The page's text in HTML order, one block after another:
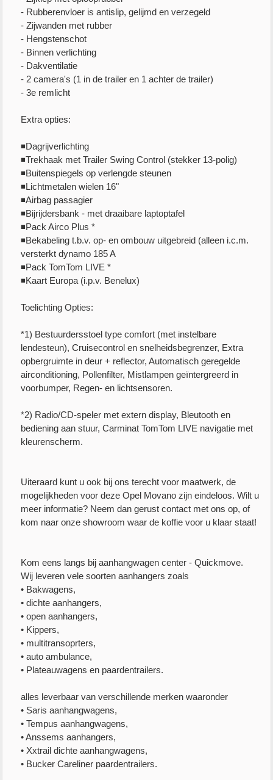
- Rubberenvloer is antislip, gelijmd en verzegeld
- Zijwanden met rubber
- Hengstenschot
- Binnen verlichting
- Dakventilatie
- 2 camera's (1 in de trailer en 1 achter de trailer)
- 3e remlicht
Extra opties:
◾Dagrijverlichting
◾Trekhaak met Trailer Swing Control (stekker 13-polig)
◾Buitenspiegels op verlengde steunen
◾Lichtmetalen wielen 16"
◾Airbag passagier
◾Bijrijdersbank - met draaibare laptoptafel
◾Pack Airco Plus *
◾Bekabeling t.b.v. op- en ombouw uitgebreid (alleen i.c.m.
versterkt dynamo 185 A
◾Pack TomTom LIVE *
◾Kaart Europa (i.p.v. Benelux)
Toelichting Opties:
*1) Bestuurdersstoel type comfort (met instelbare
lendesteun), Cruisecontrol en snelheidsbegrenzer, Extra
opbergruimte in deur + reflector, Automatisch geregelde
airconditioning, Pollenfilter, Mistlampen geïntergreerd in
voorbumper, Regen- en lichtsensoren.
*2) Radio/CD-speler met extern display, Bleutooth en
bediening aan stuur, Carminat TomTom LIVE navigatie met
kleurenscherm.
Uiteraard kunt u ook bij ons terecht voor maatwerk, de
mogelijkheden voor deze Opel Movano zijn eindeloos. Wilt u
meer informatie? Neem dan gerust contact met ons op, of
kom naar onze showroom waar de koffie voor u klaar staat!
Kom eens langs bij aanhangwagen center - Quickmove.
Wij leveren vele soorten aanhangers zoals
• Bakwagens,
• dichte aanhangers,
• open aanhangers,
• Kippers,
• multitransoprters,
• auto ambulance,
• Plateauwagens en paardentrailers.
alles leverbaar van verschillende merken waaronder
• Saris aanhangwagens,
• Tempus aanhangwagens,
• Anssems aanhangers,
• Xxtrail dichte aanhangwagens,
• Bucker Careliner paardentrailers.